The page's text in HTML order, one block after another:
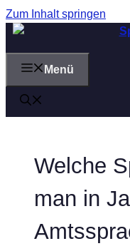
Zum Inhalt springen
Menü
Welche
man in